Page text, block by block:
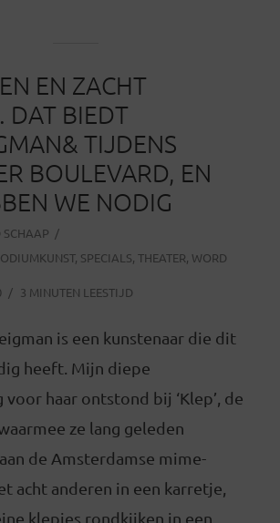
EN ZACHT
DAT BIEDT
TIJDENS
BOULEVARD, EN
WE NODIG
, SPECIALS, THEATER, WORD
3 MINUTEN LEESTIJD
is een kunstenaar die dit
heeft. Mijn diepe
haar ontstond bij ‘Klep’, de
ze lang geleden
de Amsterdamse mime-
acht anderen in een karretje,
klepjes rondkijken in een